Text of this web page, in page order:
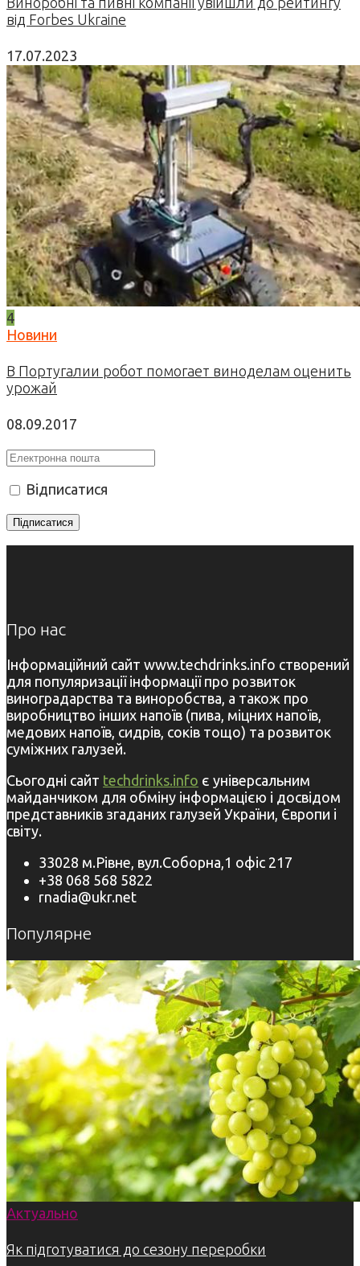
від Forbes Ukraine
17.07.2023
4
Новини
В Португалии робот помогает виноделам оценить
урожай
08.09.2017
Відписатися
Про нас
Інформаційний сайт www.techdrinks.info створений
для популяризації інформації про розвиток
виноградарства та виноробства, а також про
виробництво інших напоїв (пива, міцних напоїв,
медових напоїв, сидрів, соків тощо) та розвиток
суміжних галузей.
Сьогодні сайт techdrinks.info є універсальним
майданчиком для обміну інформацією і досвідом
представників згаданих галузей України, Європи і
світу.
33028 м.Рівне, вул.Соборна,1 офіс 217
+38 068 568 5822
rnadia@ukr.net
Популярне
Актуально
Як підготуватися до сезону переробки